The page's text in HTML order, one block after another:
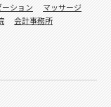
ーション
マッサージ
会計事務所